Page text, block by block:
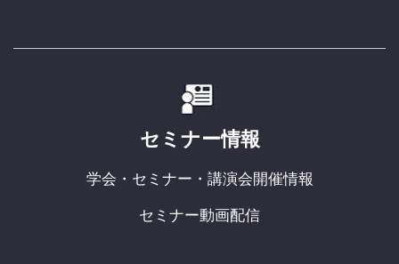
セミナー情報
学会・セミナー・講演会開催情報
セミナー動画配信